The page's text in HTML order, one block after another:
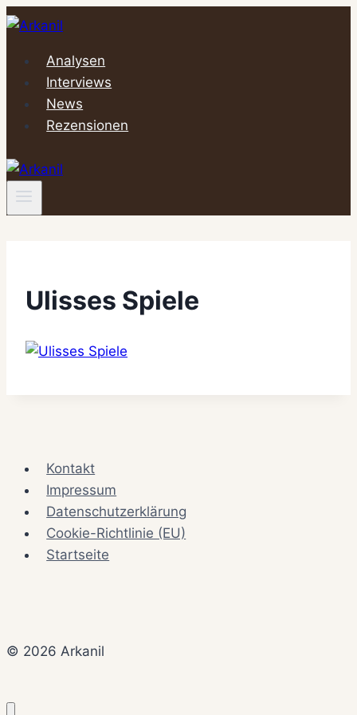
Zum
springenAnalysen
Interviews
News
Rezensionen
Ulisses Spiele
Kontakt
Impressum
Datenschutzerklärung
Cookie-Richtlinie (EU)
Startseite
© 2026 Arkanil